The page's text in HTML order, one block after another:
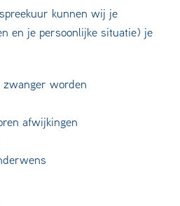
kunnen wij je
en je persoonlijke situatie) je
zwanger worden
afwijkingen